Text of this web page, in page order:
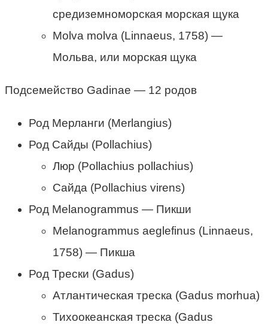
средиземноморская морская щука
Molva molva (Linnaeus, 1758) —
Мольва, или морская щука
Подсемейство Gadinae — 12 родов
Род Мерланги (Merlangius)
Род Сайды (Pollachius)
Люр (Pollachius pollachius)
Сайда (Pollachius virens)
Род Melanogrammus — Пикши
Melanogrammus aeglefinus (Linnaeus,
1758) — Пикша
Род Трески (Gadus)
Атлантическая треска (Gadus morhua)
Тихоокеанская треска (Gadus